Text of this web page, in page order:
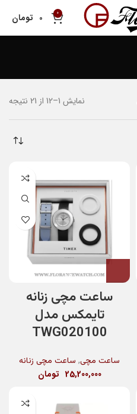
0
0 تومان
نمایش 1–12 از 21 نتیجه
ساعت مچی زنانه
تایمکس مدل
TWG020100
ساعت مچی, ساعت مچی زنانه
25,200,000 تومان